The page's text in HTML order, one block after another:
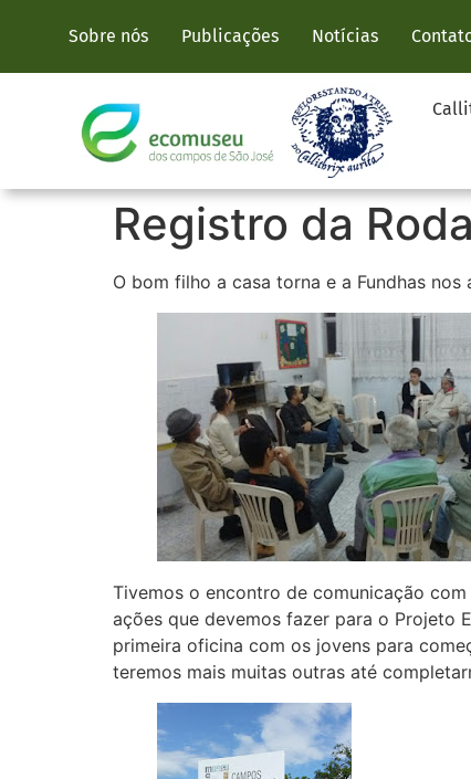
Sobre nós Publicações Notícias
Registro da
O bom filho a casa torna e a Fundhas
Tivemos o encontro de comunicação
ações que devemos fazer para o Projeto
primeira oficina com os jovens para
teremos mais muitas outras até